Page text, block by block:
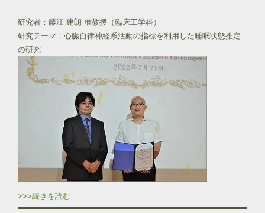
研究者：藤江 建朗 准教授（臨床工学科）
研究テーマ：心臓自律神経系活動の指標を利用した睡眠状態推定
の研究
>>>続きを読む